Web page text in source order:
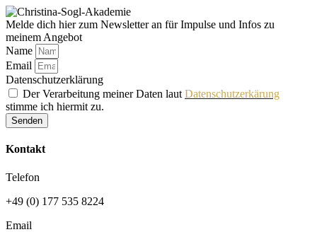
Melde dich hier zum Newsletter an für Impulse und Infos zu
meinem Angebot
Name
Email
Datenschutzerklärung
Der Verarbeitung meiner Daten laut Datenschutzerkärung
stimme ich hiermit zu.
Senden
Kontakt
Telefon
+49 (0) 177 535 8224
Email